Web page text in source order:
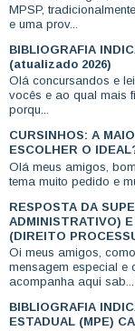
MPSP,
e uma prov...
BIBLIOGRAFIA
(atualizado 2026)
Olá concursandos e
vocês e ao qual mais
porqu...
CURSINHOS: A
ESCOLHER O
Olá meus amigos,
tema muito pedido e
RESPOSTA DA
ADMINISTRATIVO)
(DIREITO
Oi meus amigos,
mensagem especial e
acompanha aqui sab...
BIBLIOGRAFIA
ESTADUAL (MPE)